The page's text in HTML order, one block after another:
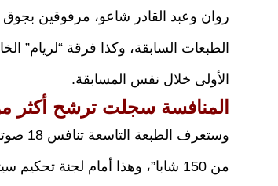
روان وعبد القادر شاعو، مرفوقين
الطبعات السابقة، وكذا فرقة “لريام”
الأولى خلال نفس المسابقة.
المنافسة سجلت ترشح أكثر من 150
من 150 شابا”، وهذا أمام لجنة